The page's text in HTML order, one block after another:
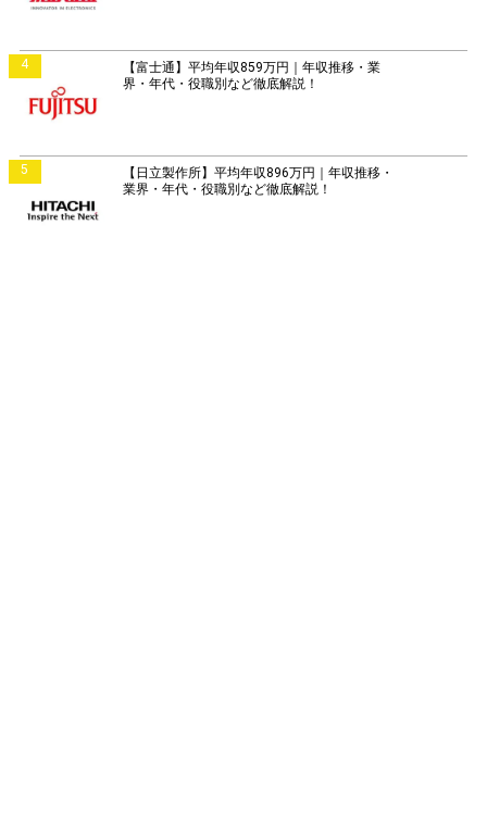
4
【富士通】平均年収859万円｜年収推移・業
界・年代・役職別など徹底解説！
5
【日立製作所】平均年収896万円｜年収推移・
業界・年代・役職別など徹底解説！